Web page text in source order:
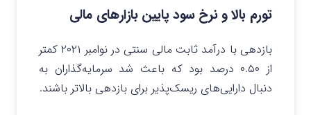
تورم بالا و نرخ سود پایین بازارهای مالی
بازدهی با درآمد ثابت مالی سنتی در نوامبر ۲۰۲۱ کمتر
از ۰.۵۰ درصد بود که باعث شد سرمایه‌گذاران به
دنبال دارایی‌های ریسک‌پذیر برای بازدهی بالاتر باشند.